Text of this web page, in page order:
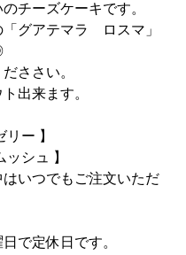
チーズケーキです。
グアテマラ　ロスマ」
ささい。
出来ます。
リー 】
ッシュ 】
はいつでもご注文いただ
で定休日です。